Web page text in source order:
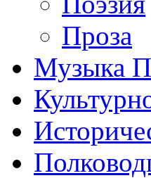
Проза
Музыка